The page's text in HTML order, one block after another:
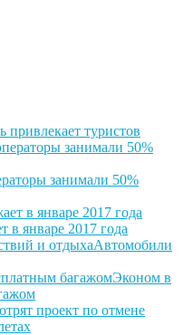
привлекает туристов
занимали 50%
в январе 2017 года
Автомобили
Эконом в
проект по отмене